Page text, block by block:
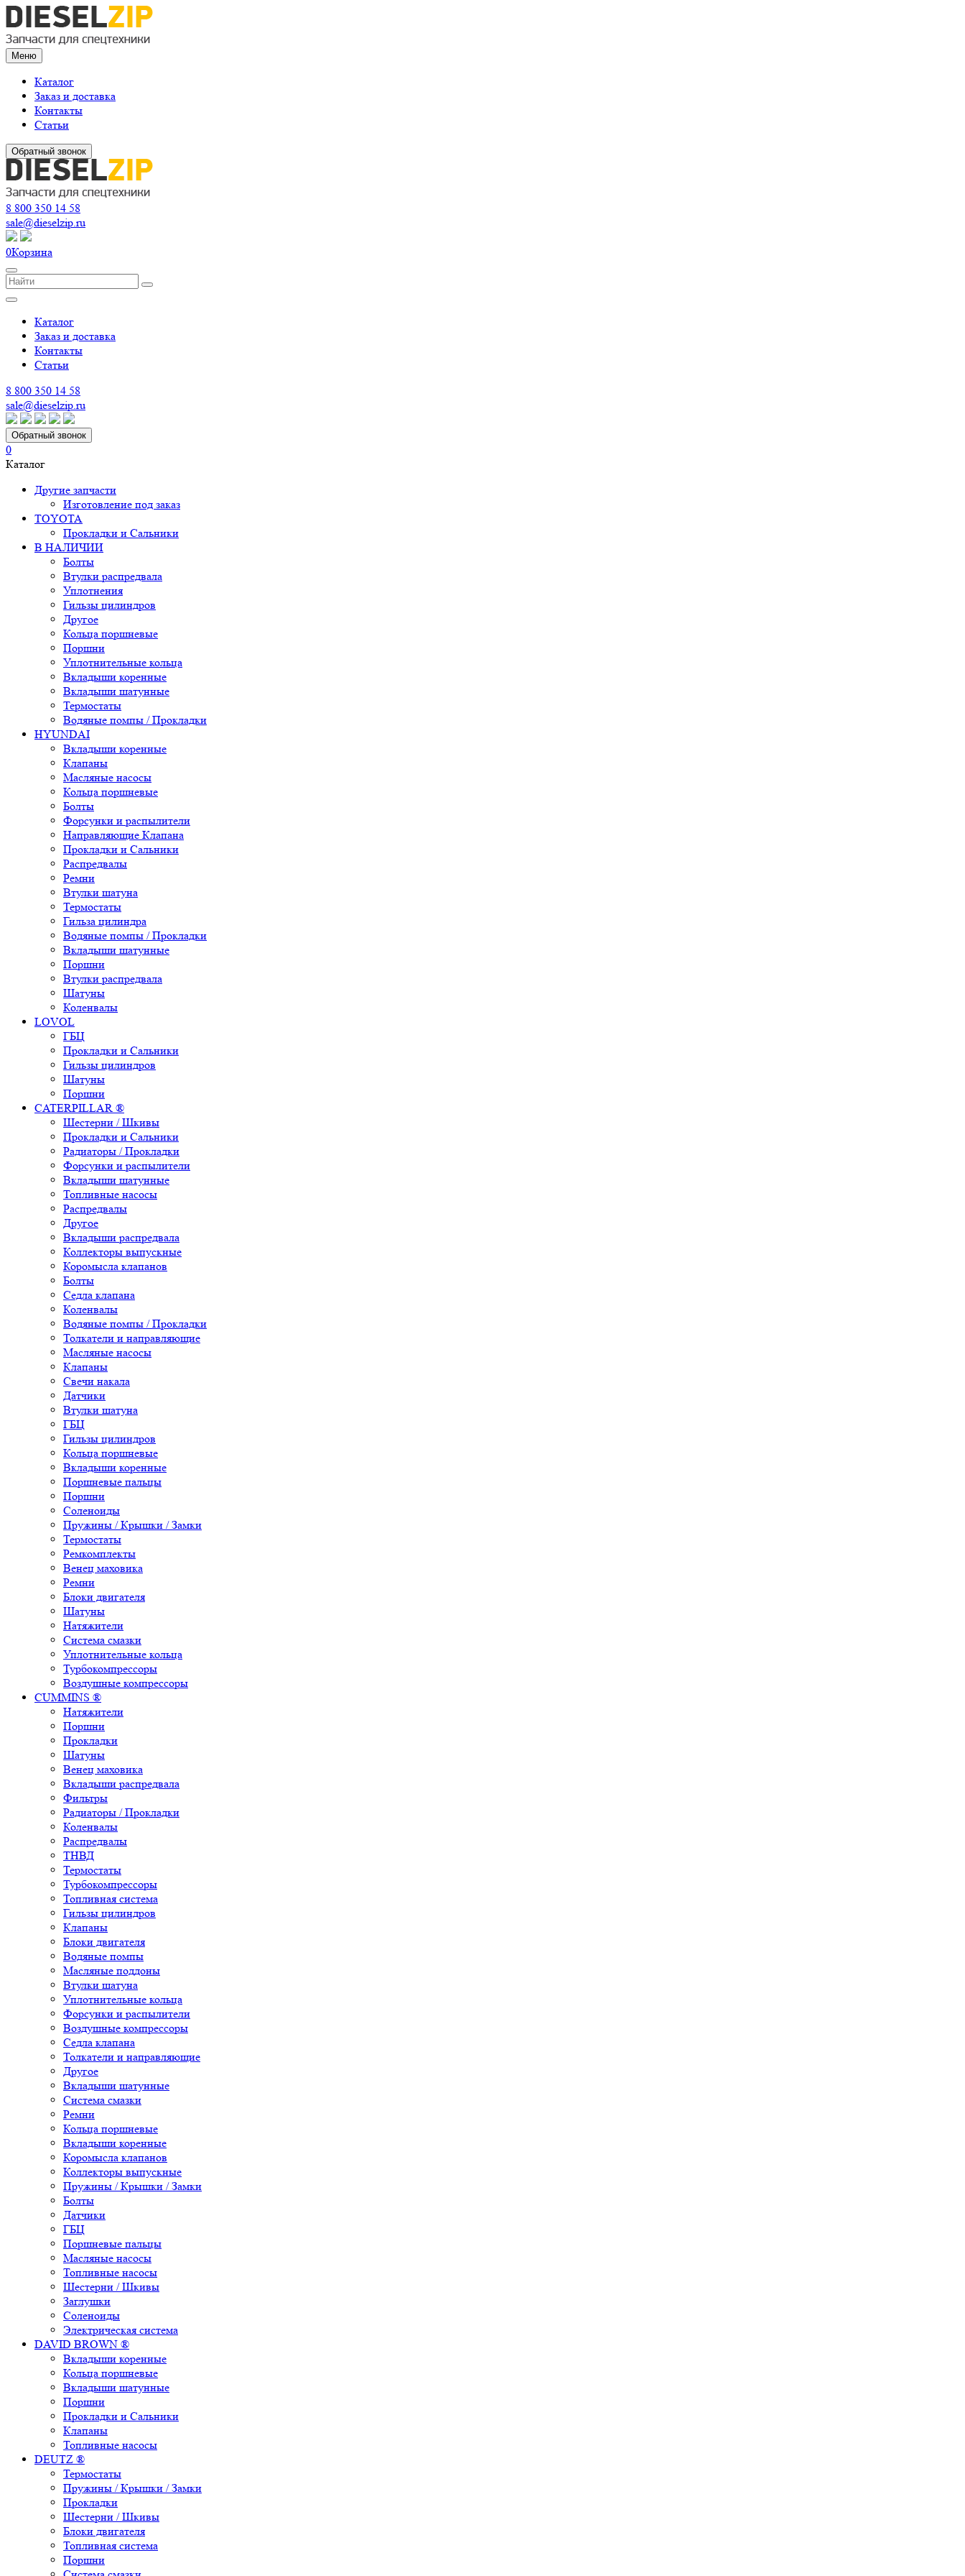
Меню
Каталог
Заказ и доставка
Контакты
Статьи
Обратный звонок
8 800 350 14 58
sale@dieselzip.ru
0Корзина
Каталог
Заказ и доставка
Контакты
Статьи
8 800 350 14 58
sale@dieselzip.ru
Обратный звонок
0
Каталог
Другие запчасти
Изготовление под заказ
TOYOTA
Прокладки и Сальники
В НАЛИЧИИ
Болты
Втулки распредвала
Уплотнения
Гильзы цилиндров
Другое
Кольца поршневые
Поршни
Уплотнительные кольца
Вкладыши коренные
Вкладыши шатунные
Термостаты
Водяные помпы / Прокладки
HYUNDAI
Вкладыши коренные
Клапаны
Масляные насосы
Кольца поршневые
Болты
Форсунки и распылители
Направляющие Клапана
Прокладки и Сальники
Распредвалы
Ремни
Втулки шатуна
Термостаты
Гильза цилиндра
Водяные помпы / Прокладки
Вкладыши шатунные
Поршни
Втулки распредвала
Шатуны
Коленвалы
LOVOL
ГБЦ
Прокладки и Сальники
Гильзы цилиндров
Шатуны
Поршни
CATERPILLAR ®
Шестерни / Шкивы
Прокладки и Сальники
Радиаторы / Прокладки
Форсунки и распылители
Вкладыши шатунные
Топливные насосы
Распредвалы
Другое
Вкладыши распредвала
Коллекторы выпускные
Коромысла клапанов
Болты
Седла клапана
Коленвалы
Водяные помпы / Прокладки
Толкатели и направляющие
Масляные насосы
Клапаны
Свечи накала
Датчики
Втулки шатуна
ГБЦ
Гильзы цилиндров
Кольца поршневые
Вкладыши коренные
Поршневые пальцы
Поршни
Соленоиды
Пружины / Крышки / Замки
Термостаты
Ремкомплекты
Венец маховика
Ремни
Блоки двигателя
Шатуны
Натяжители
Система смазки
Уплотнительные кольца
Турбокомпрессоры
Воздушные компрессоры
CUMMINS ®
Натяжители
Поршни
Прокладки
Шатуны
Венец маховика
Вкладыши распредвала
Фильтры
Радиаторы / Прокладки
Коленвалы
Распредвалы
ТНВД
Термостаты
Турбокомпрессоры
Топливная система
Гильзы цилиндров
Клапаны
Блоки двигателя
Водяные помпы
Масляные поддоны
Втулки шатуна
Уплотнительные кольца
Форсунки и распылители
Воздушные компрессоры
Седла клапана
Толкатели и направляющие
Другое
Вкладыши шатунные
Система смазки
Ремни
Кольца поршневые
Вкладыши коренные
Коромысла клапанов
Коллекторы выпускные
Пружины / Крышки / Замки
Болты
Датчики
ГБЦ
Поршневые пальцы
Масляные насосы
Топливные насосы
Шестерни / Шкивы
Заглушки
Соленоиды
Электрическая система
DAVID BROWN ®
Вкладыши коренные
Кольца поршневые
Вкладыши шатунные
Поршни
Прокладки и Сальники
Клапаны
Топливные насосы
DEUTZ ®
Термостаты
Пружины / Крышки / Замки
Прокладки
Шестерни / Шкивы
Блоки двигателя
Топливная система
Поршни